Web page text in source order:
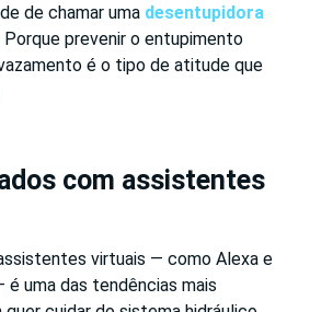
de chamar uma desentupidora
Porque prevenir o entupimento
é o tipo de atitude que
com assistentes
virtuais — como Alexa e
uma das tendências mais